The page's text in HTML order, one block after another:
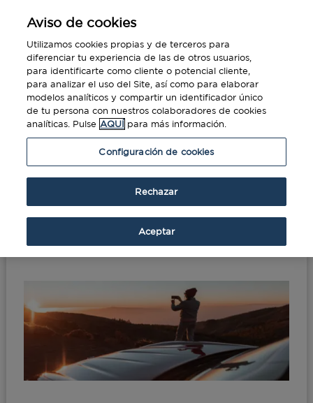
Portada»Viajar en coche por Europa este
Viajar en coche por
Europa este verano
Aviso de cookies
Utilizamos cookies propias y de terceros para
diferenciar tu experiencia de las de otros usuarios,
para identificarte como cliente o potencial cliente,
para analizar el uso del Site, así como para elaborar
modelos analíticos y compartir un identificador único
de tu persona con nuestros colaboradores de cookies
analíticas. Pulse AQUÍ para más información.
Configuración de cookies
Rechazar
Aceptar